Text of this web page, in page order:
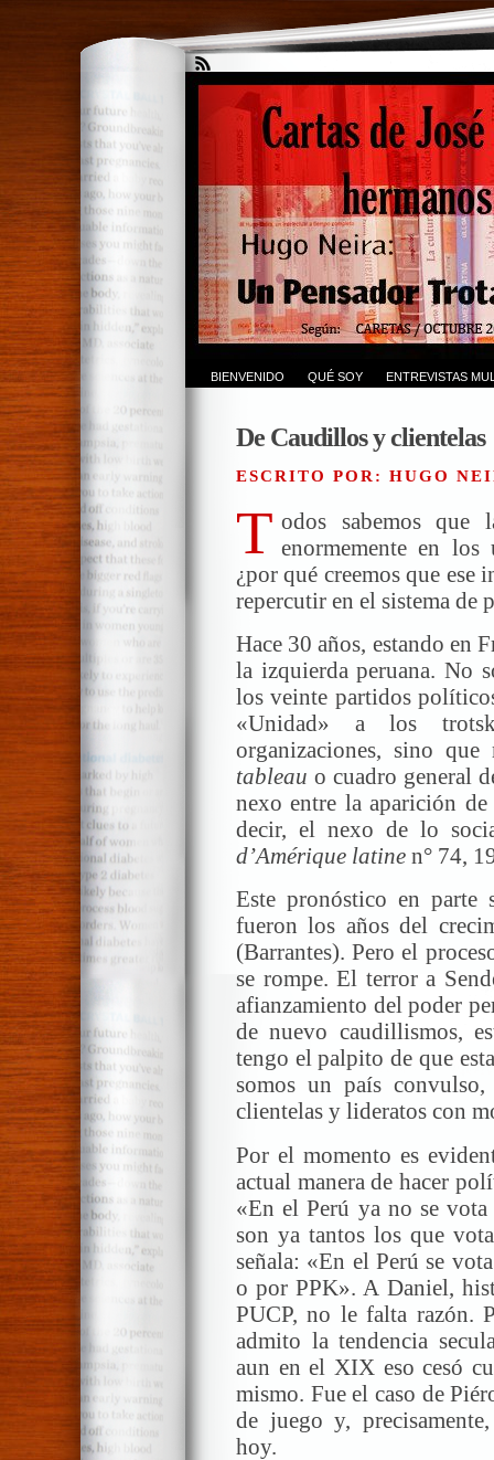
BIENVENIDO QUÉ SOY ENTREVISTAS
De Caudillos y clientelas
ESCRITO POR: HUGO
T odos sabemos que
enormemente en
¿por qué creemos que ese
repercutir en el sistema de
Hace 30 años, estando en
la izquierda peruana. No
los veinte partidos
«Unidad» a los
organizaciones, sino
tableau o cuadro general
nexo entre la aparición
decir, el nexo de lo
d’Amérique latine n° 74,
Este pronóstico en
fueron los años del
(Barrantes). Pero el
se rompe. El terror a
afianzamiento del poder
de nuevo caudillismos,
tengo el palpito de que
somos un país
clientelas y lideratos con
Por el momento es
actual manera de hacer
«En el Perú ya no se
son ya tantos los que
señala: «En el Perú se
o por PPK». A Daniel,
PUCP, no le falta razón.
admito la tendencia
aun en el XIX eso cesó
mismo. Fue el caso de
de juego y,
hoy.